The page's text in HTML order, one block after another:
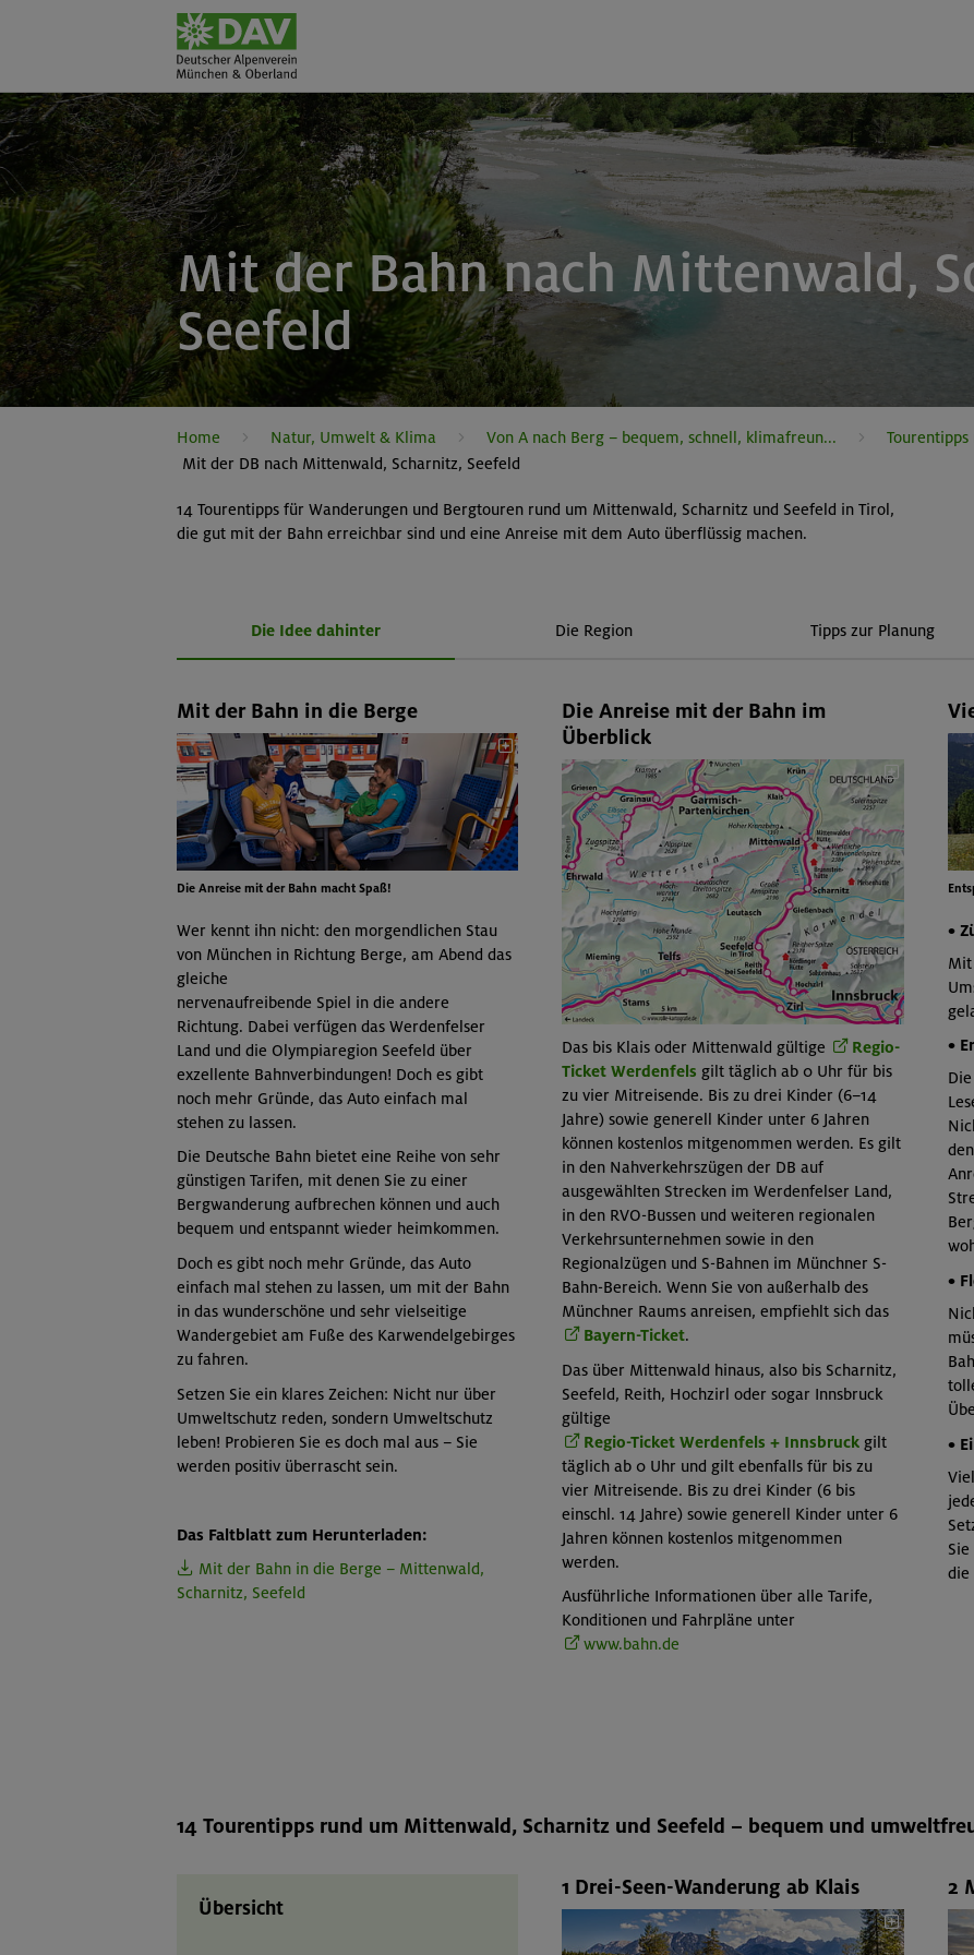
Mit der Bahn nach Mittenwald,
Seefeld
Home Natur, Umwelt & Klima Von A nach Berg – bequem, schnell, klimafreun...
Mit der DB nach Mittenwald, Scharnitz, Seefeld
14 Tourentipps für Wanderungen und Bergtouren rund um Mittenwald, Scharnitz und Seefeld in Tirol,
die gut mit der Bahn erreichbar sind und eine Anreise mit dem Auto überflüssig machen.
Die Idee dahinter Die Region Tipps zur Planung
Mit der Bahn in die Berge
Die Anreise mit der Bahn macht Spaß!
Wer kennt ihn nicht: den morgendlichen Stau
von München in Richtung Berge, am Abend das
gleiche
nervenaufreibende Spiel in die andere
Richtung. Dabei verfügen das Werdenfelser
Land und die Olympiaregion Seefeld über
exzellente Bahnverbindungen! Doch es gibt
noch mehr Gründe, das Auto einfach mal
stehen zu lassen.
Die Deutsche Bahn bietet eine Reihe von sehr
günstigen Tarifen, mit denen Sie zu einer
Bergwanderung aufbrechen können und auch
bequem und entspannt wieder heimkommen.
Doch es gibt noch mehr Gründe, das Auto
einfach mal stehen zu lassen, um mit der Bahn
in das wunderschöne und sehr vielseitige
Wandergebiet am Fuße des Karwendelgebirges
zu fahren.
Setzen Sie ein klares Zeichen: Nicht nur über
Umweltschutz reden, sondern Umweltschutz
leben! Probieren Sie es doch mal aus – Sie
werden positiv überrascht sein.
Das Faltblatt zum Herunterladen:
Mit der Bahn in die Berge – Mittenwald,
Scharnitz, Seefeld
Die Anreise mit der Bahn im
Überblick
Das bis Klais oder Mittenwald gültige
Regio-
Ticket Werdenfels gilt täglich ab 0 Uhr für bis
zu vier Mitreisende. Bis zu drei Kinder (6–14
Jahre) sowie generell Kinder unter 6 Jahren
können kostenlos mitgenommen werden. Es gilt
in den Nahverkehrszügen der DB auf
ausgewählten Strecken im Werdenfelser Land,
in den RVO-Bussen und weiteren regionalen
Verkehrsunternehmen sowie in den
Regionalzügen und S-Bahnen im Münchner S-
Bahn-Bereich. Wenn Sie von außerhalb des
Münchner Raums anreisen, empfiehlt sich das
Bayern-Ticket.
Das über Mittenwald hinaus, also bis Scharnitz,
Seefeld, Reith, Hochzirl oder sogar Innsbruck
gültige
Regio-Ticket Werdenfels + Innsbruckgilt
täglich ab 0 Uhr und gilt ebenfalls für bis zu
vier Mitreisende. Bis zu drei Kinder (6 bis
einschl. 14 Jahre) sowie generell Kinder unter 6
Jahren können kostenlos mitgenommen
werden.
Ausführliche Informationen über alle Tarife,
Konditionen und Fahrpläne unter
www.bahn.de
•
Mit
•
•
•
die
14 Tourentipps rund um Mittenwald, Scharnitz und Seefeld – bequem und
Übersicht
1 Drei-Seen-Wanderung ab Klais 2